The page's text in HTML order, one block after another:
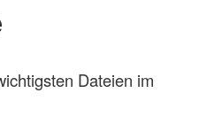
Dateien im